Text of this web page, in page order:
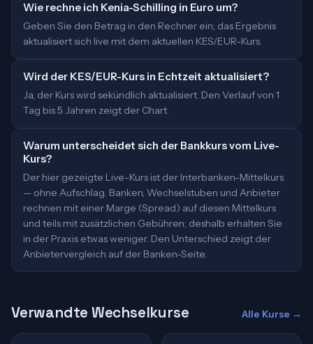
Wie rechne ich Kenia-Schilling in Euro um?
Geben Sie den Betrag in den Rechner ein; das Ergebnis
aktualisiert sich live mit dem aktuellen KES/EUR-Kurs.
Wird der KES/EUR-Kurs in Echtzeit aktualisiert?
Ja, der Kurs wird sekündlich aktualisiert. Den Verlauf von 1
Tag bis 5 Jahren zeigt der Chart.
Warum unterscheidet sich der Bankkurs vom Live-
Kurs?
Der hier gezeigte Live-Kurs ist der Interbanken-Mittelkurs
— ohne Aufschlag. Banken, Wechselstuben und Anbieter
rechnen mit einer Marge (Spread) auf diesen Mittelkurs
und teils mit zusätzlichen Gebühren; deshalb erhalten Sie
in der Praxis etwas weniger. Den Unterschied zeigt der
Anbietervergleich auf der Banken-Seite.
Verwandte Wechselkurse Alle Kurse →